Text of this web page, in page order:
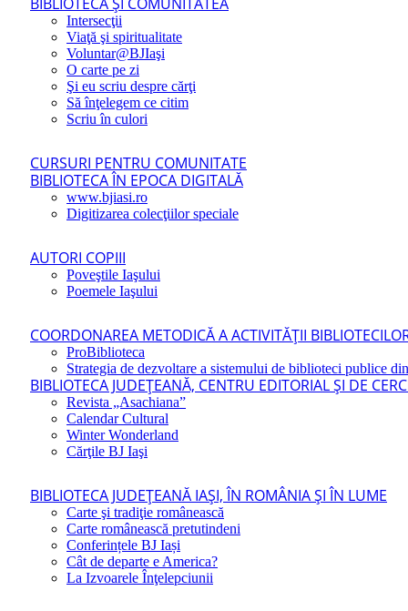
Intersecţii
Viaţă şi spiritualitate
Voluntar@BJIaşi
O carte pe zi
Şi eu scriu despre cărţi
Să înţelegem ce citim
Scriu în culori
CURSURI PENTRU COMUNITATE
BIBLIOTECA ÎN EPOCA DIGITALĂ
www.bjiasi.ro
Digitizarea colecţiilor speciale
AUTORI COPIII
Poveştile Iaşului
Poemele Iaşului
COORDONAREA METODICĂ A ACTIVITĂŢII
ProBiblioteca
Strategia de dezvoltare a sistemului de biblioteci publice
BIBLIOTECA JUDEŢEANĂ, CENTRU EDITORIAL ŞI DE
Revista „Asachiana”
Calendar Cultural
Winter Wonderland
Cărţile BJ Iaşi
BIBLIOTECA JUDEŢEANĂ IAŞI, ÎN ROMÂNIA ŞI ÎN LUME
Carte şi tradiţie românească
Carte românească pretutindeni
Conferințele BJ Iași
Cât de departe e America?
La Izvoarele Înţelepciunii